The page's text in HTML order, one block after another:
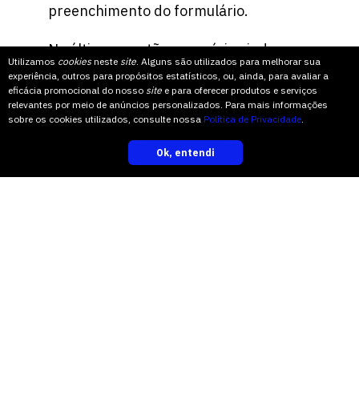
Utilizamos cookiesneste site. Alguns são utilizados para melhorar sua
experiência, outros para propósitos estatísticos, ou, ainda, para avaliar a
eficácia promocional do nosso site e para oferecer produtos e serviços
relevantes por meio de anúncios personalizados. Para mais informações
sobre os cookies utilizados, consulte nossa Política de Privacidade.
Ok, entendi
preenchimento do formulário.
Na última questão, o usuário ainda
pode discorrer sobre qualquer tema
que julgar importante para o processo.
É a oportunidade de fazer
apontamentos sobre algum serviço
oferecido pela Univates, sobre eventos